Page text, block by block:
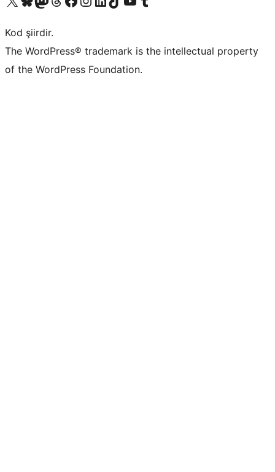
Kod şiirdir.
The WordPress® trademark is the intellectual property
of the WordPress Foundation.